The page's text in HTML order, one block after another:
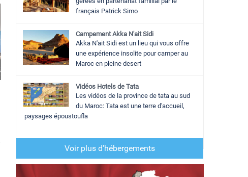
français Patrick Simo
Campement Akka N'ait Sidi
Akka N'ait Sidi est un lieu qui vous offre
une expérience insolite pour camper au
Maroc en pleine desert
Vidéos Hotels de Tata
Les vidéos de la province de tata au sud
du Maroc: Tata est une terre d'accueil,
paysages époustoufla
Voir plus d'hébergements